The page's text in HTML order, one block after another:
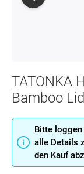
TATONKA
Bamboo
Bitte loggen
alle Details
den Kauf